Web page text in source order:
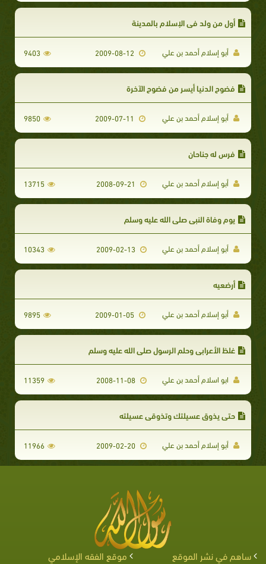
أول من ولد في الإسلام بالمدينة
أبو إسلام أحمد بن علي 9403
فضوح الدنيا أيسر من فضوح الآخرة
أبو إسلام أحمد بن علي 9850
فرس له جناحان
أبو إسلام أحمد بن علي 13715
يوم وفاة النبي صلى الله عليه وسلم
أبو إسلام أحمد بن علي 2009-02-13
10343
أرضعيه
أبو إسلام أحمد بن علي 9895
غلظ الأعرابي وحلم الرسول صلى الله عليه وسلم
ابو اسلام أحمد بن علي 2008-11-08
11359
حتى يذوق عسيلتك وتذوقي عسيلته
أبو إسلام أحمد بن علي 2009-02-20
11966
ساهم في نشر الموقع موقع الفقه الإسلامي